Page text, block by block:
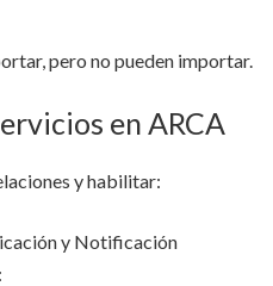
pero no pueden importar.
en ARCA
y habilitar:
y Notificación